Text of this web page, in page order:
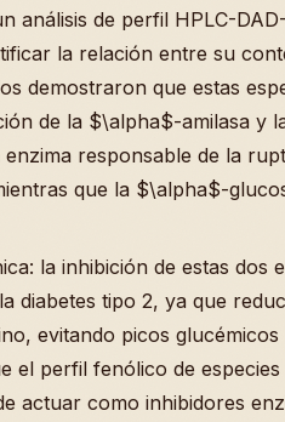
análisis de perfil HPLC-
la relación entre su
demostraron que estas
de la $\alpha$-amilasa y
responsable de la
que la $\alpha$-
la inhibición de estas dos
diabetes tipo 2, ya que
evitando picos glucémicos
el perfil fenólico de
actuar como inhibidores